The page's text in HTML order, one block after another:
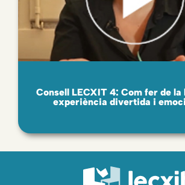
Consell LECXIT 4: Com fer de la
experiència divertida i